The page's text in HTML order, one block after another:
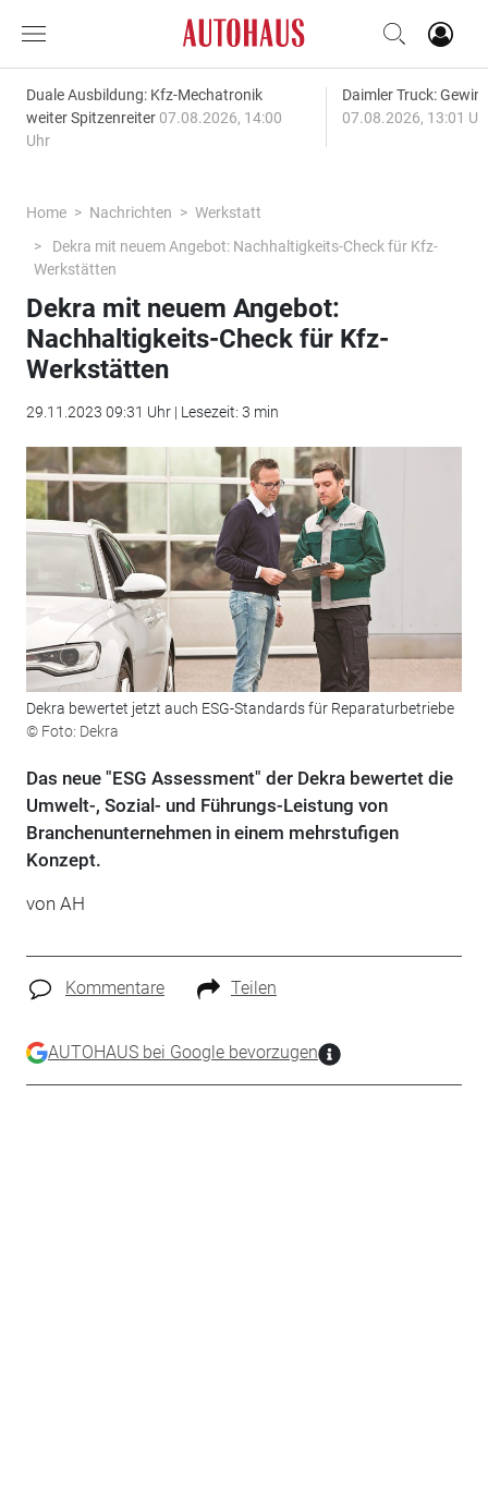
Duale Ausbildung: Kfz-Mechatronik
weiter Spitzenreiter 07.08.2026, 14:00
Uhr
Daimler Truck:
07.08.2026, 13:01
Home Nachrichten
Werkstatt
Dekra mit neuem Angebot: Nachhaltigkeits-Check für Kfz-
Werkstätten
Dekra mit neuem Angebot:
Nachhaltigkeits-Check für Kfz-
Werkstätten
29.11.2023 09:31 Uhr | Lesezeit: 3 min
Dekra bewertet jetzt auch ESG-Standards für Reparaturbetriebe
© Foto: Dekra
Das neue "ESG Assessment" der Dekra bewertet die
Umwelt-, Sozial- und Führungs-Leistung von
Branchenunternehmen in einem mehrstufigen
Konzept.
von AH
Kommentare Teilen
AUTOHAUS bei Google bevorzugen